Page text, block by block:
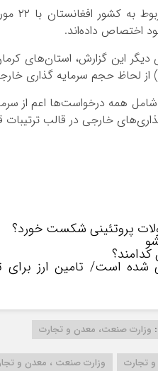
اختصاص داده‌اند.
این گزارش، استان‌های کرمان،
از لحاظ حجم سرمایه گذاری
همه درخواست‌ها اعم از
خارجی در قالب ترتیبات
پروتئینی شکست خورد؟
است/ تامین ارز برای
وزارت صنعت، معدن و تجارت
تجارت وزارت صنعت ، معدن و